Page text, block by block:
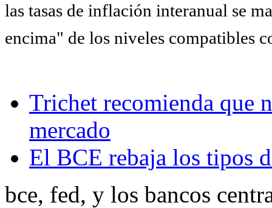
las tasas de inflación interanual se
encima" de los niveles compatibles
Trichet recomienda que
mercado
El BCE rebaja los tipos
bce, fed, y los bancos